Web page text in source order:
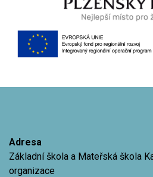
Adresa
Základní škola a Mateřská škola
organizace